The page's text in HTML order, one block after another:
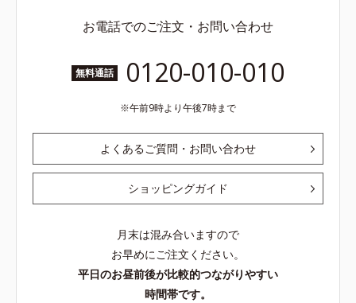
お電話でのご注文・お問い合わせ
無料通話 0120-010-010
午前9時より午後7時まで
よくあるご質問・お問い合わせ
ショッピングガイド
月末は混み合いますので
お早めにご注文ください。
平日のお昼前後が比較的つながりやすい
時間帯です。